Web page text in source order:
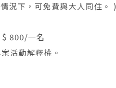
況下，可免費與大人同住。 )
800/一名
活動解釋權。